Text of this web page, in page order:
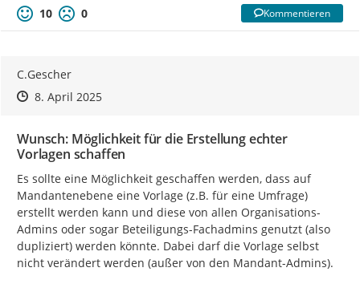
10 0 Kommentieren
C.Gescher
Zeitpunkt des Erstellens
Zeitpunkt des Erstellens
8. April 2025Zur Äußerung
Wunsch: Möglichkeit für die Erstellung echter
Vorlagen schaffen
Es sollte eine Möglichkeit geschaffen werden, dass auf
Mandantenebene eine Vorlage (z.B. für eine Umfrage)
erstellt werden kann und diese von allen Organisations-
Admins oder sogar Beteiligungs-Fachadmins genutzt (also
dupliziert) werden könnte. Dabei darf die Vorlage selbst
nicht verändert werden (außer von den Mandant-Admins).